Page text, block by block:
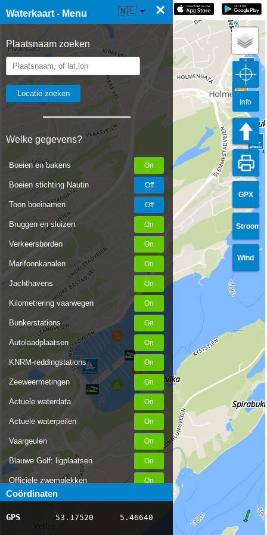
Waterkaart - Menu ×
Plaatsnaam zoeken
Welke gegevens?
Boeien en bakens
Boeien stichting Nautin
Toon boeinamen
Bruggen en sluizen
Verkeersborden
Marifoonkanalen
Jachthavens
Kilometrering vaarwegen
Bunkerstations
Autolaadplaatsen
KNRM-reddingstations
Zeeweermetingen
Actuele waterdata
Actuele waterpeilen
Vaargeulen
Blauwe Golf: ligplaatsen
Officiele zwemplekken
Stremmingen/hinder
AIS scheepsposities
Coördinaten
GPS 53.17520 5.46640
☰ Waterkaart Live 🇳🇱
GPX
Stroom
Wind
Info